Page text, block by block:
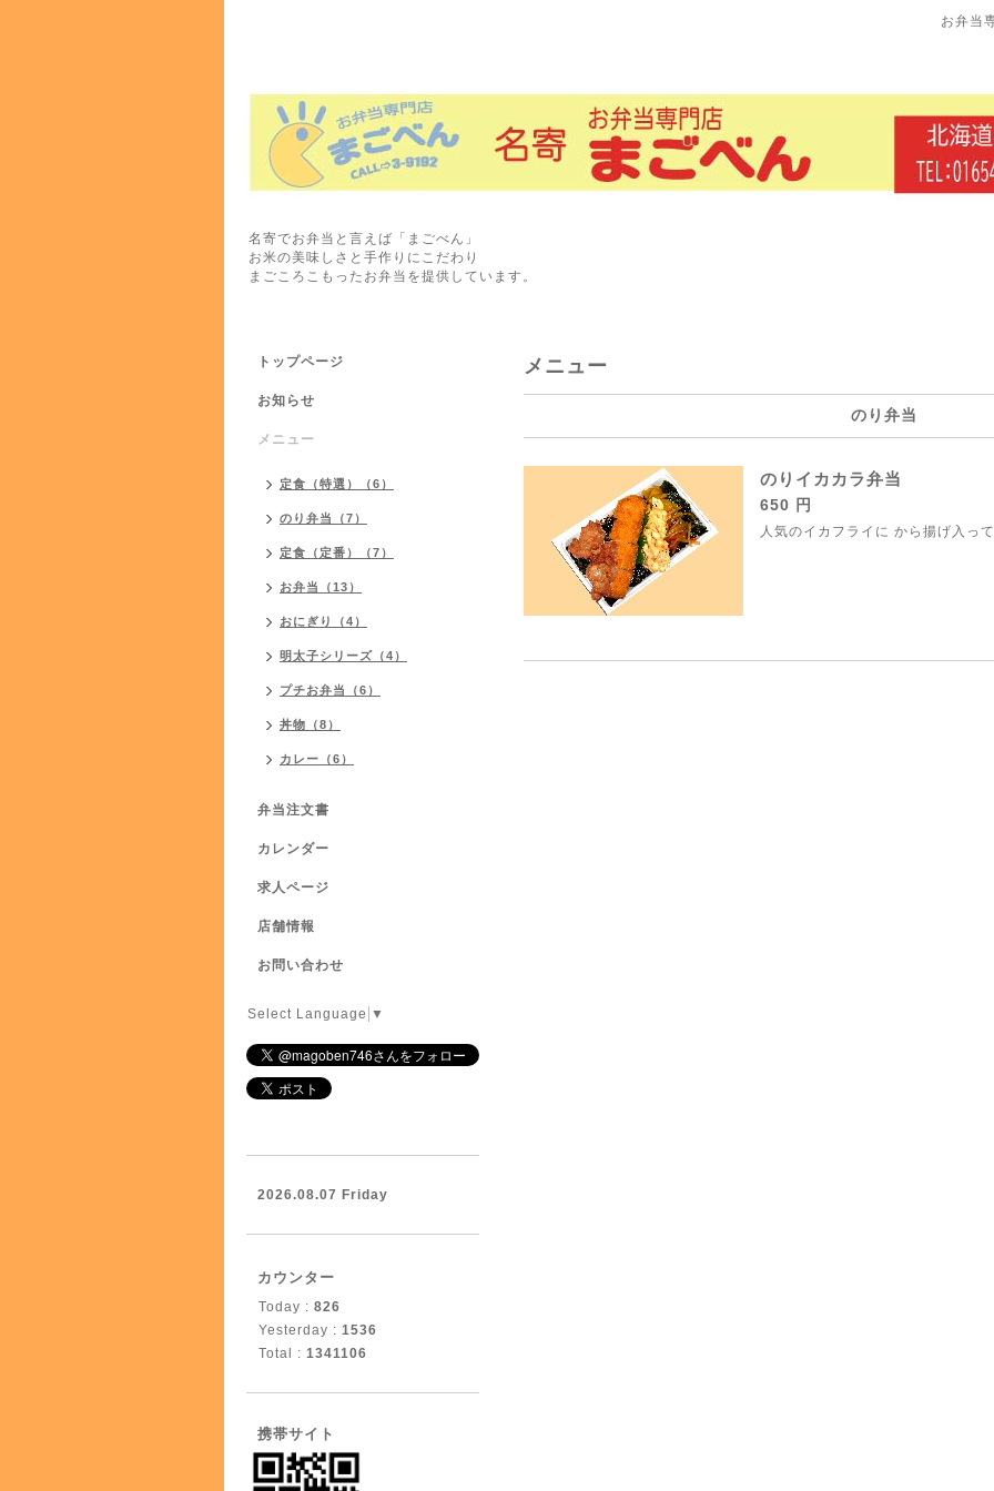
お弁当
名寄でお弁当と言えば「まごべん」
お米の美味しさと手作りにこだわり
まごころこもったお弁当を提供しています。
メニュー
のり弁当
のりイカカラ弁当
650 円
人気のイカフライに から揚げ入っ
トップページ
お知らせ
メニュー
定食（特選）（6）
のり弁当（7）
定食（定番）（7）
お弁当（13）
おにぎり（4）
明太子シリーズ（4）
プチお弁当（6）
丼物（8）
カレー（6）
弁当注文書
カレンダー
求人ページ
店舗情報
お問い合わせ
Select Language ▼
2026.08.07 Friday
カウンター
Today : 826
Yesterday : 1536
Total : 1341106
携帯サイト